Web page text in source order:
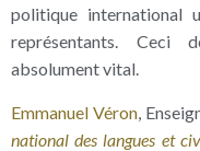
politique international
représentants. Ceci
absolument vital.
Emmanuel Véron ,
national des langues et